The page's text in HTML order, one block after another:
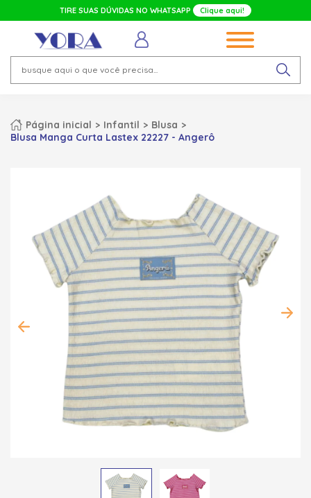
TIRE SUAS DÚVIDAS NO WHATSAPP Clique aqui!
Página inicial Infantil
Blusa
Blusa Manga Curta Lastex 22227 - Angerô